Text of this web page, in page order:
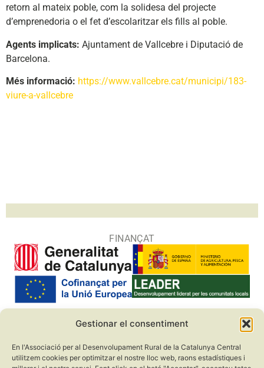
Gestionar el consentiment
En l'Associació per al Desenvolupament Rural de la Catalunya Central
utilitzem cookies per optimitzar el nostre lloc web, raons estadístiques i
retorn al mateix poble, com la solidesa del projecte
d’emprenedoria o el fet d’escolaritzar els fills al poble.
Agents implicats: Ajuntament de Vallcebre i Diputació de
Barcelona.
Més informació: https://www.vallcebre.cat/municipi/183-
viure-a-vallcebre
FINANÇAT
COL·LABORADORS